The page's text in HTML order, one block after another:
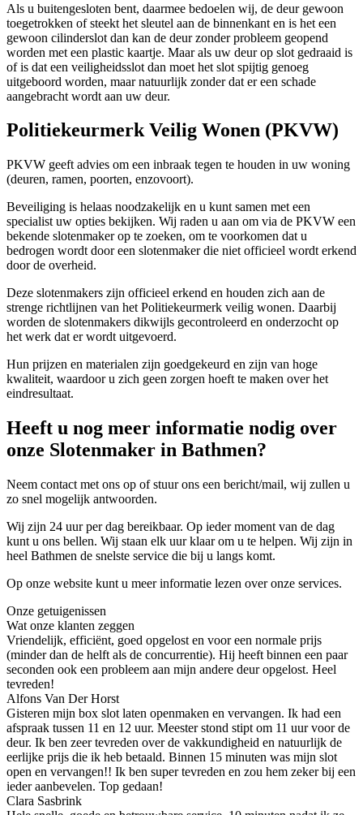
Als u buitengesloten bent, daarmee bedoelen wij, de deur gewoon
toegetrokken of steekt het sleutel aan de binnenkant en is het een
gewoon cilinderslot dan kan de deur zonder probleem geopend
worden met een plastic kaartje. Maar als uw deur op slot gedraaid is
of is dat een veiligheidsslot dan moet het slot spijtig genoeg
uitgeboord worden, maar natuurlijk zonder dat er een schade
aangebracht wordt aan uw deur.
Politiekeurmerk Veilig Wonen (PKVW)
PKVW geeft advies om een inbraak tegen te houden in uw woning
(deuren, ramen, poorten, enzovoort).
Beveiliging is helaas noodzakelijk en u kunt samen met een
specialist uw opties bekijken. Wij raden u aan om via de PKVW een
bekende slotenmaker op te zoeken, om te voorkomen dat u
bedrogen wordt door een slotenmaker die niet officieel wordt erkend
door de overheid.
Deze slotenmakers zijn officieel erkend en houden zich aan de
strenge richtlijnen van het Politiekeurmerk veilig wonen. Daarbij
worden de slotenmakers dikwijls gecontroleerd en onderzocht op
het werk dat er wordt uitgevoerd.
Hun prijzen en materialen zijn goedgekeurd en zijn van hoge
kwaliteit, waardoor u zich geen zorgen hoeft te maken over het
eindresultaat.
Heeft u nog meer informatie nodig over
onze Slotenmaker in Bathmen?
Neem contact met ons op of stuur ons een bericht/mail, wij zullen u
zo snel mogelijk antwoorden.
Wij zijn 24 uur per dag bereikbaar. Op ieder moment van de dag
kunt u ons bellen. Wij staan elk uur klaar om u te helpen. Wij zijn in
heel Bathmen de snelste service die bij u langs komt.
Op onze website kunt u meer informatie lezen over onze services.
Onze getuigenissen
Wat onze klanten zeggen
Vriendelijk, efficiënt, goed opgelost en voor een normale prijs
(minder dan de helft als de concurrentie). Hij heeft binnen een paar
seconden ook een probleem aan mijn andere deur opgelost. Heel
tevreden!
Alfons Van Der Horst
Gisteren mijn box slot laten openmaken en vervangen. Ik had een
afspraak tussen 11 en 12 uur. Meester stond stipt om 11 uur voor de
deur. Ik ben zeer tevreden over de vakkundigheid en natuurlijk de
eerlijke prijs die ik heb betaald. Binnen 15 minuten was mijn slot
open en vervangen!! Ik ben super tevreden en zou hem zeker bij een
ieder aanbevelen. Top gedaan!
Clara Sasbrink